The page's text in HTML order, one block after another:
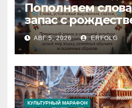
Пополняем
запас с
сказкой! Учим
вместе с
АВГ 5, 2026 ERFOLG
КУЛЬТУРНЫЙ МАРАФОН